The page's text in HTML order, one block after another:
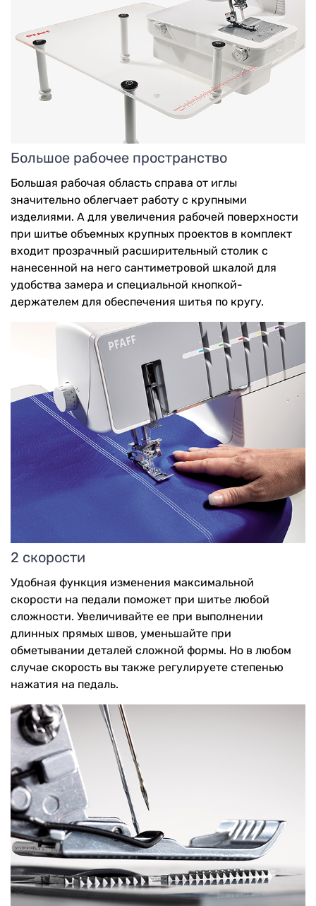
Большое рабочее пространство
Большая рабочая область справа от иглы
значительно облегчает работу с крупными
изделиями. А для увеличения рабочей поверхности
при шитье объемных крупных проектов в комплект
входит прозрачный расширительный столик с
нанесенной на него сантиметровой шкалой для
удобства замера и специальной кнопкой-
держателем для обеспечения шитья по кругу.
2 скорости
Удобная функция изменения максимальной
скорости на педали поможет при шитье любой
сложности. Увеличивайте ее при выполнении
длинных прямых швов, уменьшайте при
обметывании деталей сложной формы. Но в любом
случае скорость вы также регулируете степенью
нажатия на педаль.